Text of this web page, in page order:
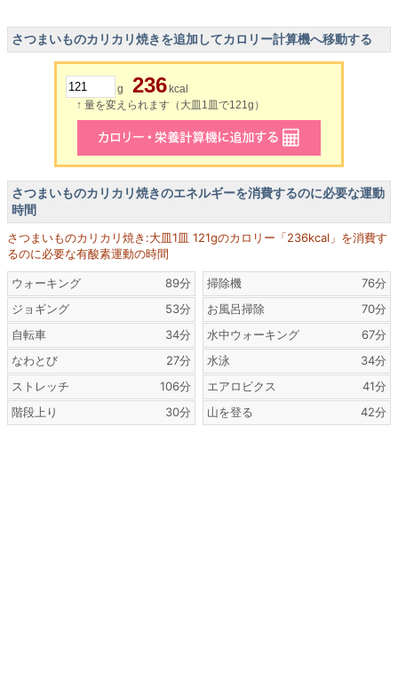
さつまいものカリカリ焼きを追加してカロリー計算機へ移動する
g 236 kcal
↑ 量を変えられます（大皿1皿で121g）
さつまいものカリカリ焼きのエネルギーを消費するのに必要な運動
時間
さつまいものカリカリ焼き:大皿1皿 121gのカロリー「236kcal」を消費す
るのに必要な有酸素運動の時間
ウォーキング
89分
ジョギング
53分
自転車
34分
なわとび
27分
ストレッチ
106分
階段上り
30分
掃除機
76分
お風呂掃除
70分
水中ウォーキング
67分
水泳
34分
エアロビクス
41分
山を登る
42分